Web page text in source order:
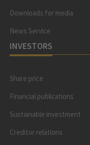
Downloads for media
News Service
INVESTORS
Share price
Financial publications
Sustainable investment
Creditor relations